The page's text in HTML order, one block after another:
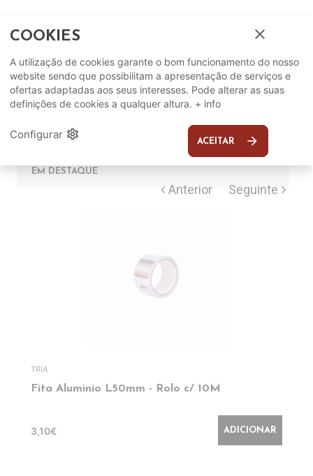
Complete o seu ambiente
COMPLEMENTOS
SUGERIDOS
EM DESTAQUE
TRIA
Fita Aluminio L50mm - Rolo c/ 10M
3,10€ ADICIONAR
COOKIES close
A utilização de cookies garante o bom funcionamento do nosso
website sendo que possibilitam a apresentação de serviços e
ofertas adaptadas aos seus interesses. Pode alterar as suas
definições de cookies a qualquer altura. + info
Configurar settings ACEITAR arrow_forward